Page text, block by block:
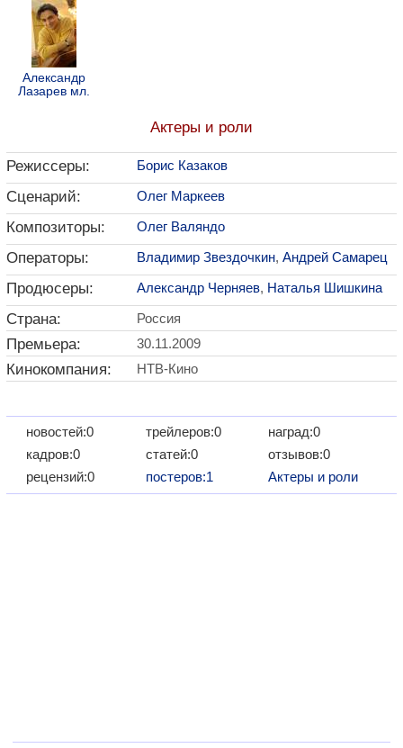
Александр
Лазарев мл.
Актеры и роли
Режиссеры: Борис Казаков
Сценарий: Олег Маркеев
Композиторы: Олег Валяндо
Операторы: Владимир Звездочкин, Андрей Самарец
Продюсеры: Александр Черняев, Наталья Шишкина
Страна: Россия
Премьера: 30.11.2009
Кинокомпания: НТВ-Кино
новостей:0
кадров:0
рецензий:0
трейлеров:0
статей:0
постеров:1
наград:0
отзывов:0
Актеры и роли